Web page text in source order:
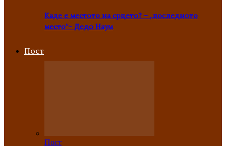
Каде е местото на срцето? – „последното
место“- Дедо Наум
Пост
Пост